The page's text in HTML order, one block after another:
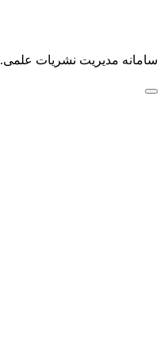
سامانه مدیریت نشریات علمی.